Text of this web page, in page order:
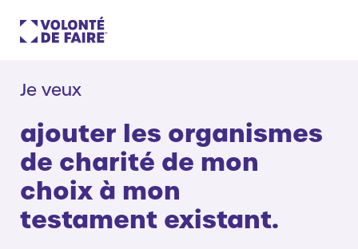
Je veux
ajouter les organismes
de charité de mon
choix à mon
testament existant.